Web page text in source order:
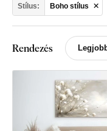
Stílus: Boho stílus
Rendezés